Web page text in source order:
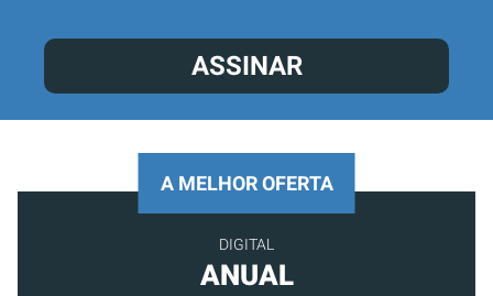
ASSINAR
A MELHOR OFERTA
DIGITAL
ANUAL